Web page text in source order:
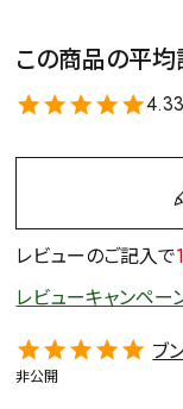
この商品の平
4.33
レビューのご記入で
レビューキャンペー
ブ
非公開